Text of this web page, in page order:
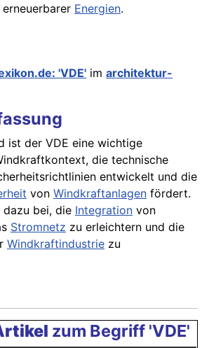
Energien.
'VDE' im architektur-
ist der VDE eine wichtige
die technische
entwickelt und die
von Windkraftanlagen fördert.
bei, die Integration von
Stromnetz zu erleichtern und die
Windkraftindustrie zu
zum Begriff 'VDE'